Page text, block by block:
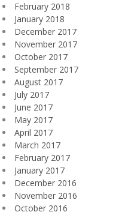
February 2018
January 2018
December 2017
November 2017
October 2017
September 2017
August 2017
July 2017
June 2017
May 2017
April 2017
March 2017
February 2017
January 2017
December 2016
November 2016
October 2016